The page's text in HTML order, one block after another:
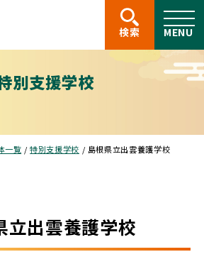
検索 MENU
別支援学校
一覧 /特別支援学校 / 島根県立出雲養護学校
立出雲養護学校